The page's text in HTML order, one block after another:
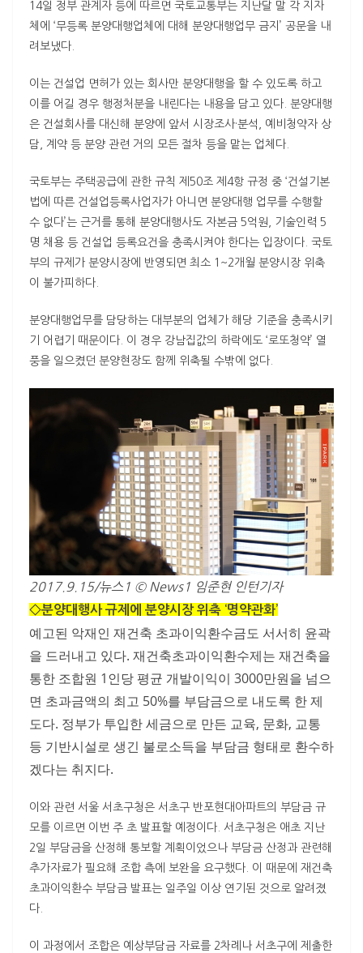
14일 정부 관계자 등에 따르면 국토교통부는 지난달 말 각 지자
체에 ‘무등록 분양대행업체에 대해 분양대행업무 금지’ 공문을 내
려보냈다.
이는 건설업 면허가 있는 회사만 분양대행을 할 수 있도록 하고
이를 어길 경우 행정처분을 내린다는 내용을 담고 있다. 분양대행
은 건설회사를 대신해 분양에 앞서 시장조사·분석, 예비청약자 상
담, 계약 등 분양 관련 거의 모든 절차 등을 맡는 업체다.
국토부는 주택공급에 관한 규칙 제50조 제4항 규정 중 ‘건설기본
법에 따른 건설업등록사업자가 아니면 분양대행 업무를 수행할
수 없다’는 근거를 통해 분양대행사도 자본금 5억원, 기술인력 5
명 채용 등 건설업 등록요건을 충족시켜야 한다는 입장이다. 국토
부의 규제가 분양시장에 반영되면 최소 1~2개월 분양시장 위축
이 불가피하다.
분양대행업무를 담당하는 대부분의 업체가 해당 기준을 충족시키
기 어렵기 때문이다. 이 경우 강남집값의 하락에도 ‘로또청약’ 열
풍을 일으켰던 분양현장도 함께 위축될 수밖에 없다.
2017.9.15/뉴스1 © News1 임준현 인턴기자
◇분양대행사 규제에 분양시장 위축 ‘명약관화’
예고된 악재인 재건축 초과이익환수금도 서서히 윤곽
을 드러내고 있다. 재건축초과이익환수제는 재건축을
통한 조합원 1인당 평균 개발이익이 3000만원을 넘으
면 초과금액의 최고 50%를 부담금으로 내도록 한 제
도다. 정부가 투입한 세금으로 만든 교육, 문화, 교통
등 기반시설로 생긴 불로소득을 부담금 형태로 환수하
겠다는 취지다.
이와 관련 서울 서초구청은 서초구 반포현대아파트의 부담금 규
모를 이르면 이번 주 초 발표할 예정이다. 서초구청은 애초 지난
2일 부담금을 산정해 통보할 계획이었으나 부담금 산정과 관련해
추가자료가 필요해 조합 측에 보완을 요구했다. 이 때문에 재건축
초과이익환수 부담금 발표는 일주일 이상 연기된 것으로 알려졌
다.
이 과정에서 조합은 예상부담금 자료를 2차례나 서초구에 제출한